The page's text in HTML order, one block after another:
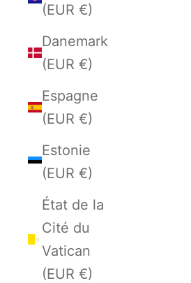
(EUR €)
Danemark
(EUR €)
Espagne
(EUR €)
Estonie
(EUR €)
État de la
Cité du
Vatican
(EUR €)